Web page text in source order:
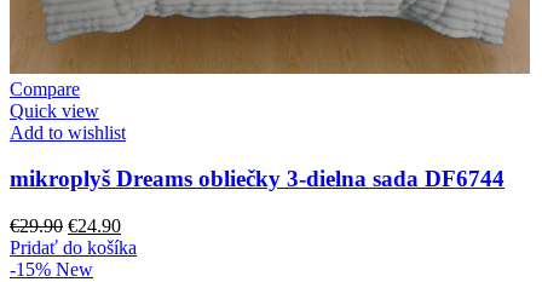
Compare
Quick view
Add to wishlist
mikroplyš Dreams obliečky 3-dielna sada DF6744
€29.90 Pôvodná
cena
bola:
€24.90Aktuálna
cena
Pridať do košíka
-15% New